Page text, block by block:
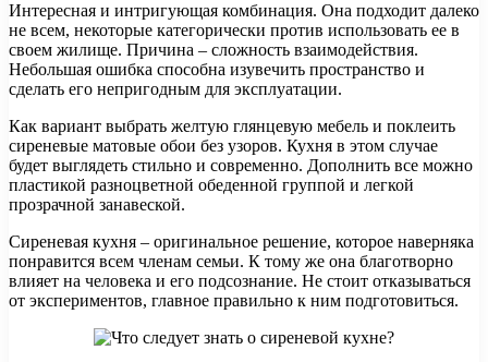
Интересная и интригующая комбинация. Она подходит далеко
не всем, некоторые категорически против использовать ее в
своем жилище. Причина – сложность взаимодействия.
Небольшая ошибка способна изувечить пространство и
сделать его непригодным для эксплуатации.
Как вариант выбрать желтую глянцевую мебель и поклеить
сиреневые матовые обои без узоров. Кухня в этом случае
будет выглядеть стильно и современно. Дополнить все можно
пластикой разноцветной обеденной группой и легкой
прозрачной занавеской.
Сиреневая кухня – оригинальное решение, которое наверняка
понравится всем членам семьи. К тому же она благотворно
влияет на человека и его подсознание. Не стоит отказываться
от экспериментов, главное правильно к ним подготовиться.